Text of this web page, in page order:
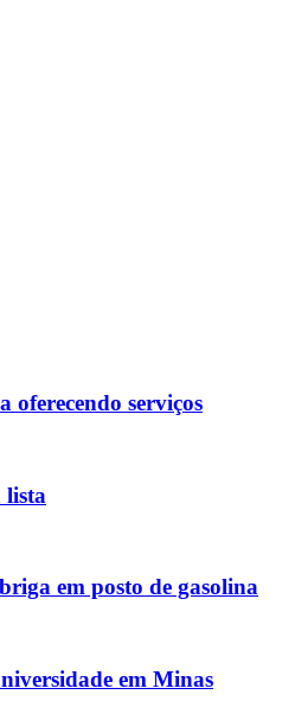
oferecendo serviços
lista
em posto de gasolina
em Minas